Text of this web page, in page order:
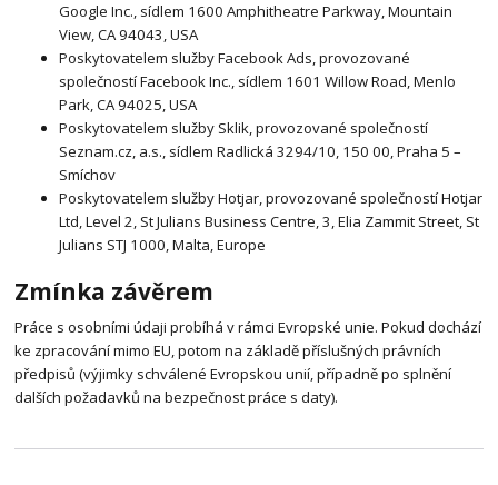
Google Inc., sídlem 1600 Amphitheatre Parkway, Mountain
View, CA 94043, USA
Poskytovatelem služby Facebook Ads, provozované
společností Facebook Inc., sídlem 1601 Willow Road, Menlo
Park, CA 94025, USA
Poskytovatelem služby Sklik, provozované společností
Seznam.cz, a.s., sídlem Radlická 3294/10, 150 00, Praha 5 –
Smíchov
Poskytovatelem služby Hotjar, provozované společností Hotjar
Ltd, Level 2, St Julians Business Centre, 3, Elia Zammit Street, St
Julians STJ 1000, Malta, Europe
Zmínka závěrem
Práce s osobními údaji probíhá v rámci Evropské unie. Pokud dochází
ke zpracování mimo EU, potom na základě příslušných právních
předpisů (výjimky schválené Evropskou unií, případně po splnění
dalších požadavků na bezpečnost práce s daty).